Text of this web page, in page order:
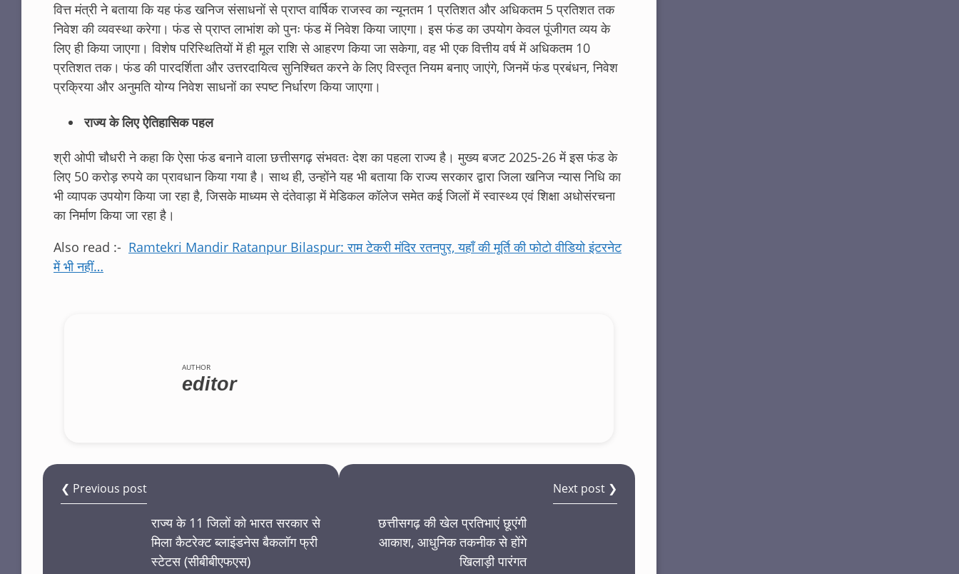
वित्त मंत्री ने बताया कि यह फंड खनिज संसाधनों से प्राप्त वार्षिक राजस्व का न्यूनतम 1 प्रतिशत और अधिकतम 5 प्रतिशत तक
निवेश की व्यवस्था करेगा। फंड से प्राप्त लाभांश को पुनः फंड में निवेश किया जाएगा। इस फंड का उपयोग केवल पूंजीगत व्यय के
लिए ही किया जाएगा। विशेष परिस्थितियों में ही मूल राशि से आहरण किया जा सकेगा, वह भी एक वित्तीय वर्ष में अधिकतम 10
प्रतिशत तक। फंड की पारदर्शिता और उत्तरदायित्व सुनिश्चित करने के लिए विस्तृत नियम बनाए जाएंगे, जिनमें फंड प्रबंधन, निवेश
प्रक्रिया और अनुमति योग्य निवेश साधनों का स्पष्ट निर्धारण किया जाएगा।
राज्य के लिए ऐतिहासिक पहल
श्री ओपी चौधरी ने कहा कि ऐसा फंड बनाने वाला छत्तीसगढ़ संभवतः देश का पहला राज्य है। मुख्य बजट 2025-26 में इस फंड के
लिए 50 करोड़ रुपये का प्रावधान किया गया है। साथ ही, उन्होंने यह भी बताया कि राज्य सरकार द्वारा जिला खनिज न्यास निधि का
भी व्यापक उपयोग किया जा रहा है, जिसके माध्यम से दंतेवाड़ा में मेडिकल कॉलेज समेत कई जिलों में स्वास्थ्य एवं शिक्षा अधोसंरचना
का निर्माण किया जा रहा है।
Also read :- Ramtekri Mandir Ratanpur Bilaspur: राम टेकरी मंदिर रतनपुर, यहाँ की मूर्ति की फोटो वीडियो इंटरनेट
में भी नहीं…
AUTHOR
editor
❮ Previous post
राज्य के 11 जिलों को भारत सरकार से
मिला कैटरेक्ट ब्लाइंडनेस बैकलॉग फ्री
स्टेटस (सीबीबीएफएस)
Next post ❯
छत्तीसगढ़ की खेल प्रतिभाएं छूएंगी
आकाश, आधुनिक तकनीक से होंगे
खिलाड़ी पारंगत